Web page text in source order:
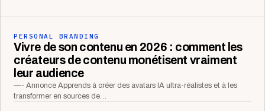
PERSONAL BRANDING
Vivre de son contenu en 2026 : comment les
créateurs de contenu monétisent vraiment
leur audience
—- Annonce Apprends à créer des avatars IA ultra-réalistes et à les
transformer en sources de…